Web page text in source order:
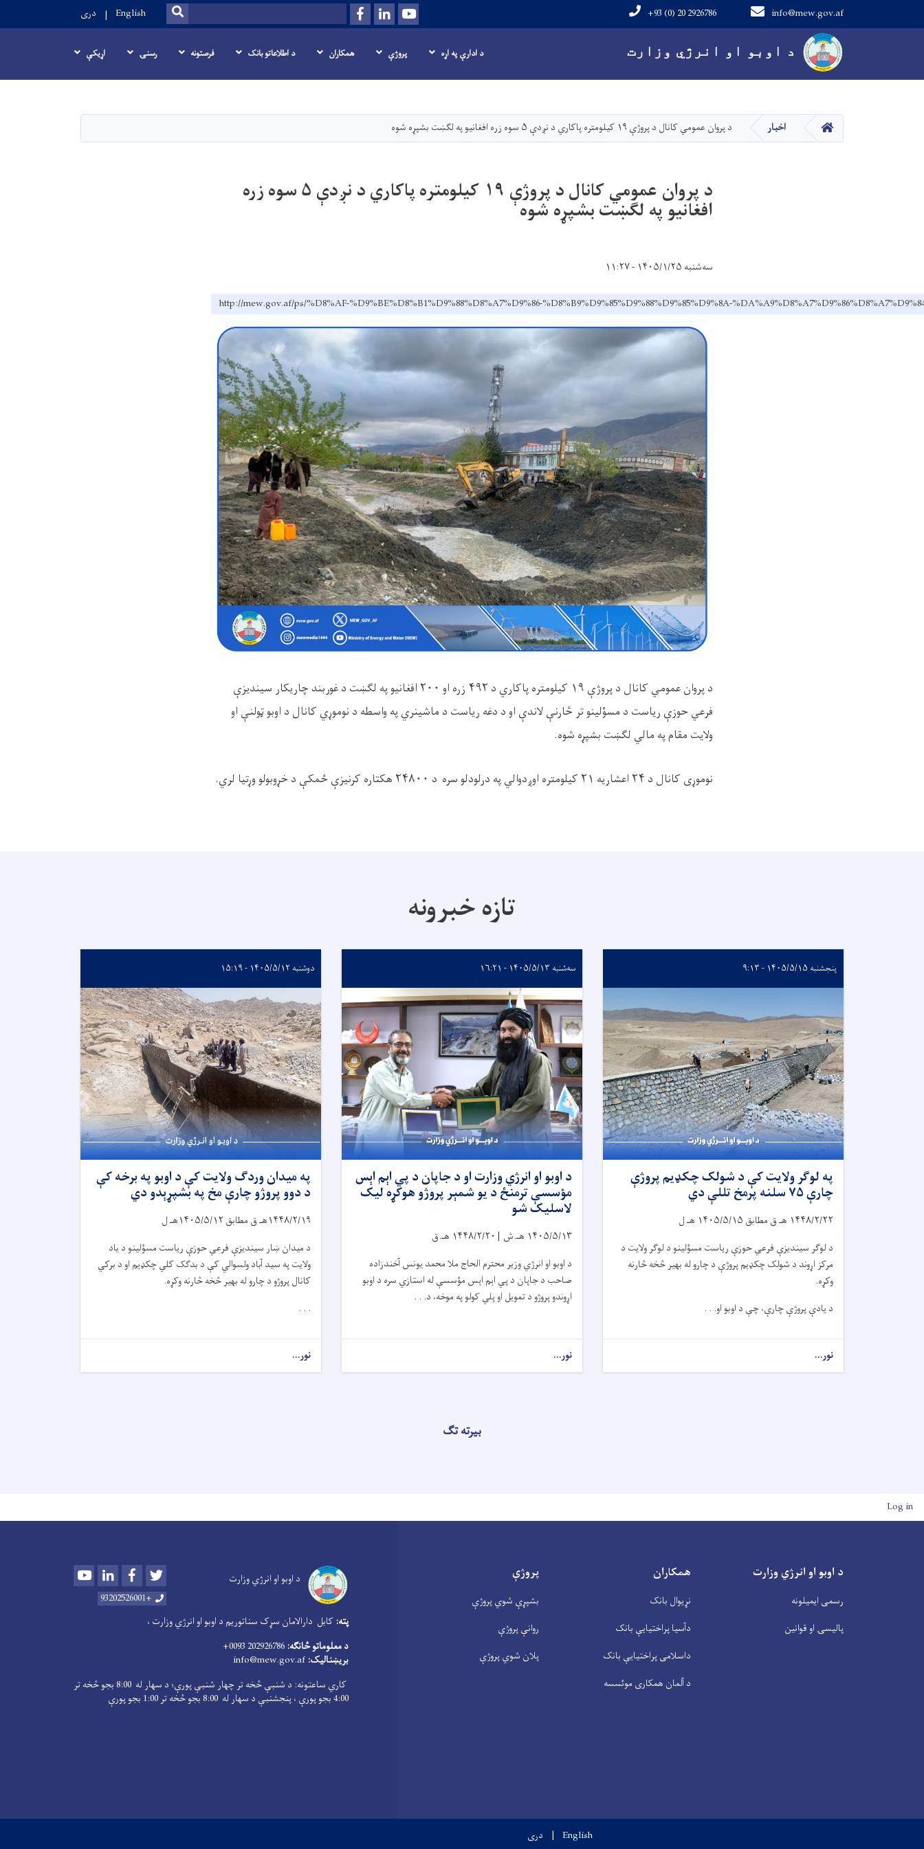
دانګل
د اوبو او انرژي وزارت
info@mew.gov.af
+93 (0) 20 2926786
Youtube
LinkedIn
Facebook
Search
SEARCH
English دری
Main navigation
د ادارې په اړه پروژې همکاران د اطلاعاتو بانک فرصتونه رسنۍ اړيکې
کور اخبار د پروان عمومي کانال د پروژې ۱۹ کیلومتره پاکاري د نږدې ۵ سوه زره افغانيو په لګښت بشپړه شوه
د پروان عمومي کانال د پروژې ۱۹ کیلومتره پاکاري د نږدې ۵ سوه زره
افغانيو په لګښت بشپړه شوه
سه‌شنبه ۱۴۰۵/۱/۲۵ - ۱۱:۲۷
http://mew.gov.af/ps/%D8%AF-%D9%BE%D8%B1%D9%88%D8%A7%D9%86-%D8%B9%D9%85%D9%88%D9%85%D9%8A-
د پروان عمومي کانال د پروژې ۱۹ کیلومتره پاکاري د ۴۹۲ زره او ۲۰۰ افغانیو په لګښت د غوربند چاریکار سیندیزې
فرعي حوزې ریاست د مسؤلینو تر څارنې لاندې او د دغه ریاست د ماشینري په واسطه د نوموړي کانال د اوبو ټولنې او
ولایت مقام په مالي لګښت بشپړه شوه.
نوموړی کانال د ۲۴ اعشاریه ۲۱ کیلومتره اوږدوالي په درلودلو سره د ۲۴۸۰۰ هکتاره کرنیزې ځمکې د خړوبولو وړتیا لري.
تازه خبرونه
پنجشنبه ۱۴۰۵/۵/۱۵ - ۹:۱۳
په لوګر ولایت کې د شولک چکډیم پروژې
چارې ۷۵ سلنه پرمخ تللې دي
۱۴۴۸/۲/۲۲ هـ ق مطابق ۱۴۰۵/۵/۱۵ هـ ل
د لوګر سیندیزې فرعي حوزې ریاست مسؤلینو د لوګر ولایت د
مرکز اړوند د شولک چکډیم پروژې د چارو له بهیر څخه څارنه
وکړه.
د یادې پروژې چارې، چې د اوبو او. . .
نور...
سه‌شنبه ۱۴۰۵/۵/۱۳ - ۱۶:۲۱
د اوبو او انرژي وزارت او د جاپان د پي اېم اېس
مؤسسې ترمنځ د یو شمېر پروژو هوکړه لیک
لاسلیک شو
۱۴۰۵/۵/۱۳ هـ.ش | ۱۴۴۸/۲/۲۰ هـ.ق
د اوبو او انرژي وزیر محترم الحاج ملا محمد یونس آخندزاده
صاحب د جاپان د پي اېم اېس مؤسسې له استازي سره د اوبو
اړوندو پروژو د تمویل او پلي کولو په موخه، د. . .
نور...
دوشنبه ۱۴۰۵/۵/۱۲ - ۱۵:۱۹
په میدان وردګ ولایت کې د اوبو په برخه کې
د دوو پروژو چارې مخ په بشپړېدو دي
۱۴۴۸/۲/۱۹هـ ق مطابق ۱۴۰۵/۵/۱۲هـ ل
د میدان ښار سیندیزې فرعي حوزې ریاست مسؤلینو د یاد
ولایت په سید آباد ولسوالي کې د بدګک کلي چکډیم او د برکي
کانال پروژو د چارو له بهیر څخه څارنه وکړه.
. . .
نور...
بیرته تګ
User account menu
Log in
د اوبو او انرژي وزارت
رسمی ایمیلونه
پالیسۍ او قوانین
همکاران
نړیوال بانک
دآسیا پراختیايې بانک
داسلامی پراختیايې بانک
د آلمان همکاری موئسسه
پروژې
بشپړې شوي پروژې
روانې پروژې
پلان شوي پروژې
د اوبو او انرژي وزارت YoutubeLinkedInFacebook
+93202526001
پته: کابل دارالامان سړک سناتوریم د اوبو او انرژي وزارت ،
د معلوماتو څانګه: 202926786 0093+
بریښنالیک: info@mew.gov.af
کاري ساعتونه: د شنبې څخه تر چهار شنبې پورې؛ د سهار له 8:00 بجو څخه تر
4:00 بجو پورې ، پنجشنبې د سهار له 8:00 بجو څخه تر 1:00 بجو پورې
English دری